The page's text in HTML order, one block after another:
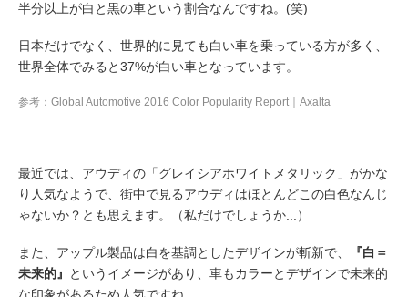
半分以上が白と黒の車という割合なんですね。(笑)
日本だけでなく、世界的に見ても白い車を乗っている方が多く、
世界全体でみると37%が白い車となっています。
参考： Global Automotive 2016 Color Popularity Report｜Axalta
最近では、アウディの「グレイシアホワイトメタリック」がかな
り人気なようで、街中で見るアウディはほとんどこの白色なんじ
ゃないか？とも思えます。（私だけでしょうか...）
また、アップル製品は白を基調としたデザインが斬新で、
『白＝
未来的』
というイメージがあり、車もカラーとデザインで未来的